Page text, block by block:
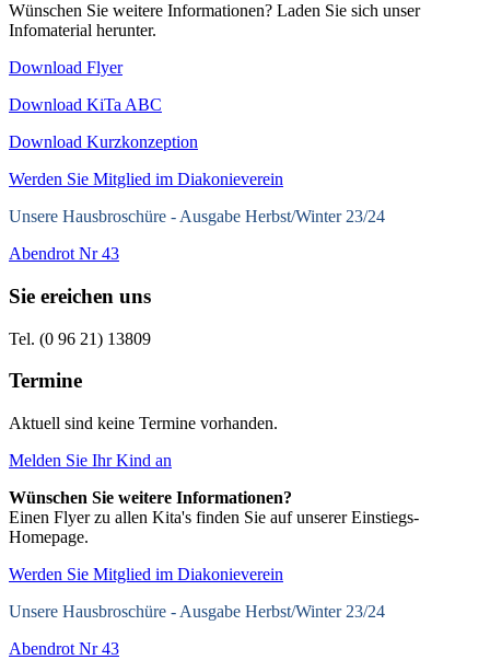
Wünschen Sie weitere Informationen? Laden Sie sich unser
Infomaterial herunter.
Download Flyer
Download KiTa ABC
Download Kurzkonzeption
Werden Sie Mitglied im Diakonieverein
Unsere Hausbroschüre - Ausgabe Herbst/Winter 23/24
Abendrot Nr 43
Sie ereichen uns
Tel. (0 96 21) 13809
Termine
Aktuell sind keine Termine vorhanden.
Melden Sie Ihr Kind an
Wünschen Sie weitere Informationen?
Einen Flyer zu allen Kita's finden Sie auf unserer Einstiegs-
Homepage.
Werden Sie Mitglied im Diakonieverein
Unsere Hausbroschüre - Ausgabe Herbst/Winter 23/24
Abendrot Nr 43